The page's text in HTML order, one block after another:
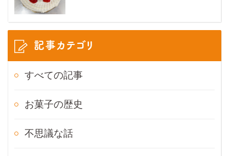
記事カテゴリ
すべての記事
お菓子の歴史
不思議な話